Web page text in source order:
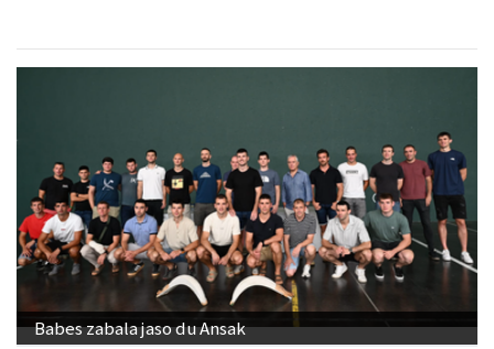
Babes zabala jaso du Ansak